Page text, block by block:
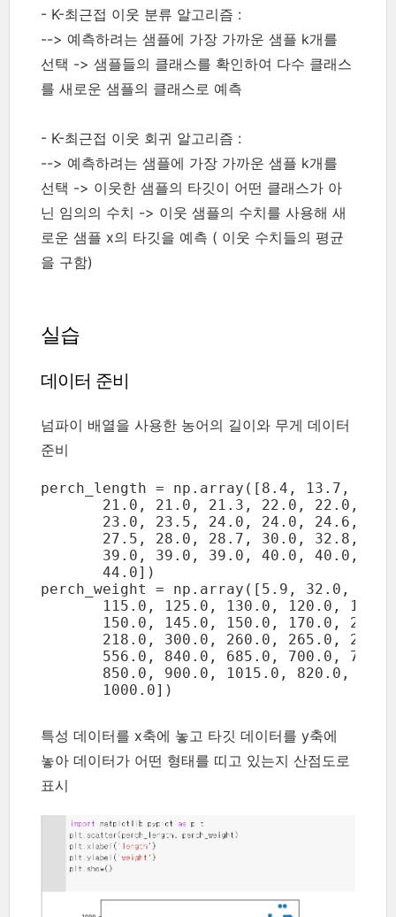
- K-최근접 이웃 분류 알고리즘 :
--> 예측하려는 샘플에 가장 가까운 샘플 k개를
선택 -> 샘플들의 클래스를 확인하여 다수 클래스
를 새로운 샘플의 클래스로 예측
- K-최근접 이웃 회귀 알고리즘 :
--> 예측하려는 샘플에 가장 가까운 샘플 k개를
선택 -> 이웃한 샘플의 타깃이 어떤 클래스가 아
닌 임의의 수치 -> 이웃 샘플의 수치를 사용해 새
로운 샘플 x의 타깃을 예측 ( 이웃 수치들의 평균
을 구함)
실습
데이터 준비
넘파이 배열을 사용한 농어의 길이와 무게 데이터
준비
perch_length = np.array([8.4, 13.7,
21.0, 21.0, 21.3, 22.0, 22.0,
23.0, 23.5, 24.0, 24.0, 24.6,
27.5, 28.0, 28.7, 30.0, 32.8,
39.0, 39.0, 39.0, 40.0, 40.0,
       44.0])
perch_weight = np.array([5.9, 32.0,
115.0, 125.0, 130.0, 120.0,
150.0, 145.0, 150.0, 170.0,
218.0, 300.0, 260.0, 265.0,
556.0, 840.0, 685.0, 700.0,
850.0, 900.0, 1015.0, 820.0,
       1000.0])
특성 데이터를 x축에 놓고 타깃 데이터를 y축에
놓아 데이터가 어떤 형태를 띠고 있는지 산점도로
표시